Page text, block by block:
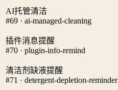
AI托管清洁
#69 · ai-managed-cleaning
插件消息提醒
#70 · plugin-info-remind
清洁剂缺液提醒
#71 · detergent-depletion-reminder